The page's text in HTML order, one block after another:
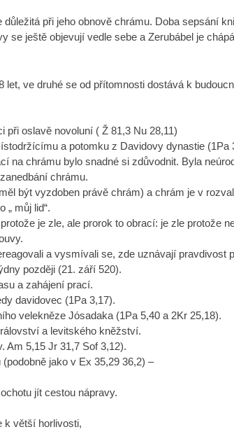
při jeho obnově chrámu. Doba sepsání
se ještě objevují vedle sebe a Zerubábel je
ve druhé se od přítomnosti dostává k
při oslavě novoluní ( Ž 81,3 Nu 28,11)
a potomku z Davidovy dynastie (1Pa
na chrámu bylo snadné si zdůvodnit. Byla
chrámu.
být vyzdoben právě chrám) a chrám je v
„ můj lid“.
je zle, ale prorok to obrací: je zle protože
a vysmívali se, zde uznávají pravdivost
později (21. září 520).
a zahájení prací.
davidovec (1Pa 3,17).
velekněze Jósadaka (1Pa 5,40 a 2Kr 25,18).
a levitského kněžství.
Am 5,15 Jr 31,7 Sof 3,12).
jako v Ex 35,29 36,2) –
jít cestou nápravy.
k větší horlivosti,